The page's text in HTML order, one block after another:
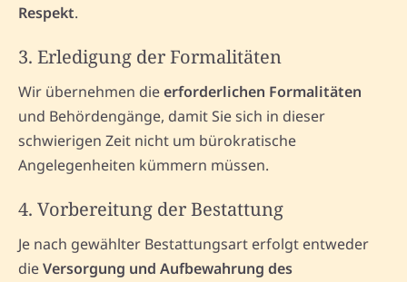
Respekt.
3. Erledigung der Formalitäten
Wir übernehmen dieerforderlichen Formalitäten
und Behördengänge, damit Sie sich in dieser
schwierigen Zeit nicht um bürokratische
Angelegenheiten kümmern müssen.
4. Vorbereitung der Bestattung
Je nach gewählter Bestattungsart erfolgt entweder
dieVersorgung und Aufbewahrung des